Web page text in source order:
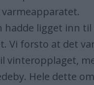
hadde ligget inn
Vi forsto at det
vinteropplaget,
Hele dette